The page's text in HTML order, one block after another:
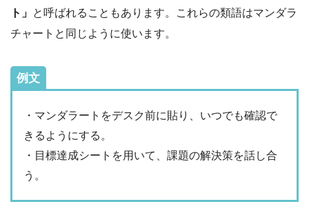
ト」 と呼ばれることもあります。これらの類語はマンダラ
チャートと同じように使います。
例文
・マンダラートをデスク前に貼り、いつでも確認で
きるようにする。
・目標達成シートを用いて、課題の解決策を話し合
う。